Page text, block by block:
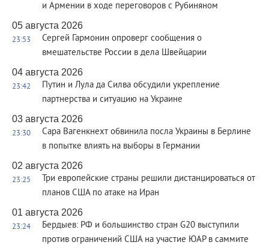
и Армении в ходе переговоров с Рубиняном
05 августа 2026
23:53
Сергей Гармонин опроверг сообщения о
вмешательстве России в дела Швейцарии
04 августа 2026
23:42
Путин и Лула да Силва обсудили укрепление
партнерства и ситуацию на Украине
03 августа 2026
23:30
Сара Вагенкнехт обвинила посла Украины в Берлине
в попытке влиять на выборы в Германии
02 августа 2026
23:25
Три европейские страны решили дистанцироваться от
планов США по атаке на Иран
01 августа 2026
23:24
Бердыев: РФ и большинство стран G20 выступили
против ограничений США на участие ЮАР в саммите